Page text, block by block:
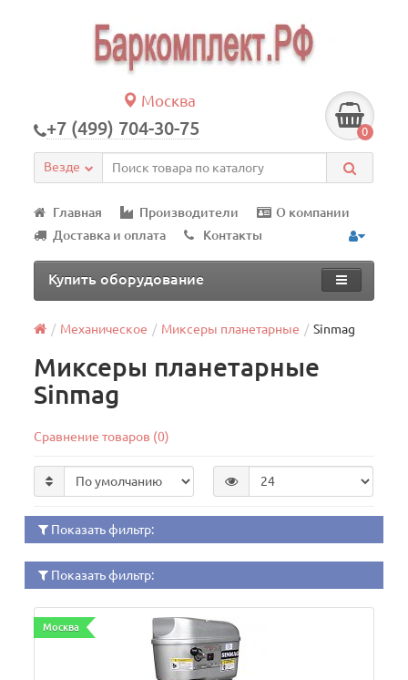
Москва
+7 (499) 704-30-75 0
Везде
Главная Производители
О компании
Доставка и оплата
Контакты
Купить оборудование
Механическое Миксеры планетарные Sinmag
Миксеры планетарные
Sinmag
Сравнение товаров (0)
Показать фильтр:
Показать фильтр:
Москва